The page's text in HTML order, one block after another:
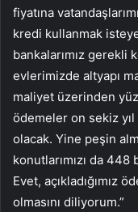
fiyatına
kredi kullanmak
bankalarımız gerekli
evlerimizde altyapı
maliyet üzerinden
ödemeler on sekiz
olacak. Yine peşin
konutlarımızı da
Evet, açıkladığımız
olmasını diliyorum.”